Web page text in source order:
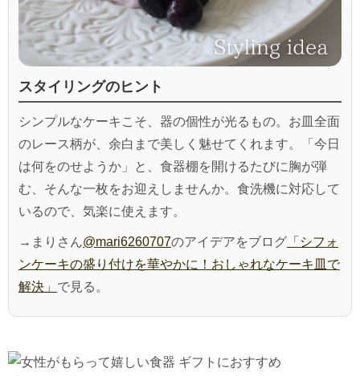
スタイリングのヒント
シンプルなケーキこそ、器の個性が光るもの。お皿全面
のレース柄が、余白まで美しく魅せてくれます。「今日
は何をのせようか」と、食器棚を開けるたびに胸が弾
む、そんな一枚をお迎えしませんか。食洗機に対応して
いるので、気楽に使えます。
→まりさん@mari6260707のアイデアをブログ 「シフォ
ンケーキの盛り付けを華やかに！おしゃれなケーキ皿で
解決」 で見る。